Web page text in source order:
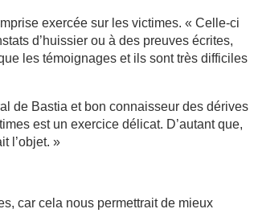
exercée sur les victimes. « Celle-ci
d’huissier ou à des preuves écrites,
les témoignages et ils sont très difficiles
de Bastia et bon connaisseur des dérives
est un exercice délicat. D’autant que,
l’objet. »
car cela nous permettrait de mieux